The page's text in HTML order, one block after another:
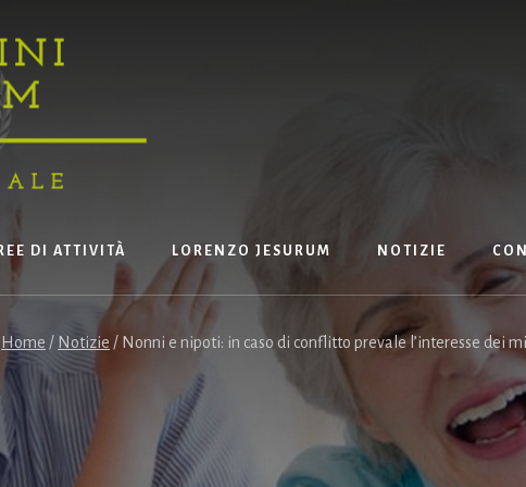
DI ATTIVITÀ LORENZO JESURUM NOTIZIE
Home / Notizie / Nonni e nipoti: in caso di conflitto prevale l’interesse dei